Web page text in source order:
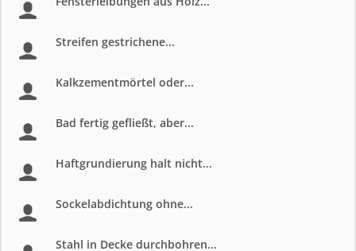
Streifen gestrichene...
Kalkzementmörtel oder...
Bad fertig gefließt, aber...
Haftgrundierung halt nicht...
Sockelabdichtung ohne...
Stahl in Decke durchbohren...